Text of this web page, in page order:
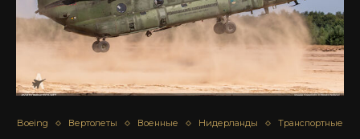
Boeing Вертолеты Военные Нидерланды Транспортные